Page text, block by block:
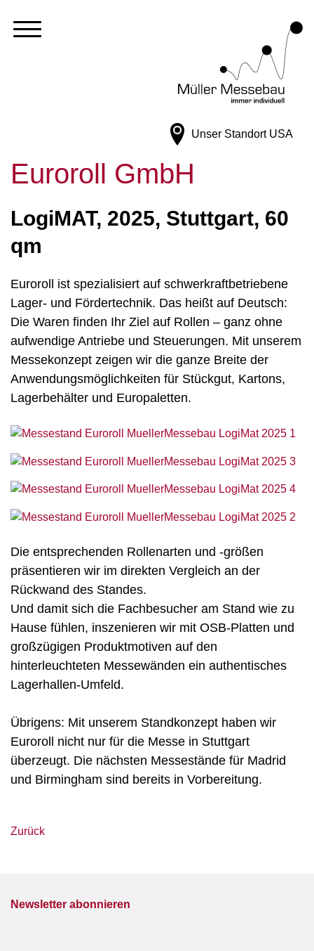
Unser Standort USA
Euroroll GmbH
LogiMAT, 2025, Stuttgart, 60
qm
Euroroll ist spezialisiert auf schwerkraftbetriebene
Lager- und Fördertechnik. Das heißt auf Deutsch:
Die Waren finden Ihr Ziel auf Rollen – ganz ohne
aufwendige Antriebe und Steuerungen. Mit unserem
Messekonzept zeigen wir die ganze Breite der
Anwendungsmöglichkeiten für Stückgut, Kartons,
Lagerbehälter und Europaletten.
Die entsprechenden Rollenarten und -größen
präsentieren wir im direkten Vergleich an der
Rückwand des Standes.
Und damit sich die Fachbesucher am Stand wie zu
Hause fühlen, inszenieren wir mit OSB-Platten und
großzügigen Produktmotiven auf den
hinterleuchteten Messewänden ein authentisches
Lagerhallen-Umfeld.
Übrigens: Mit unserem Standkonzept haben wir
Euroroll nicht nur für die Messe in Stuttgart
überzeugt. Die nächsten Messestände für Madrid
und Birmingham sind bereits in Vorbereitung.
Zurück
Newsletter abonnieren